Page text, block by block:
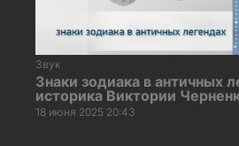
Звук
Знаки зодиака в античных
историка Виктории
18 июня 2025 20:43